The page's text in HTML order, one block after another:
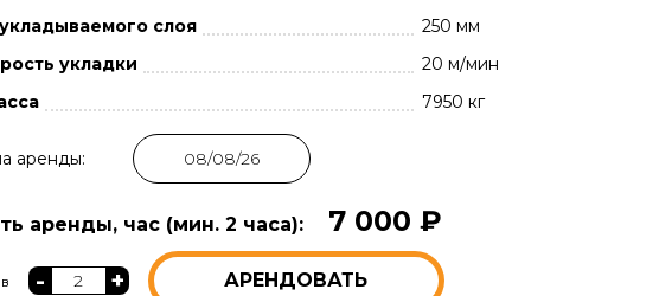
слоя
250 мм
укладки
20 м/мин
7950 кг
аренды:
аренды, час (мин. 2 часа): 7 000 ₽
- + АРЕНДОВАТЬ